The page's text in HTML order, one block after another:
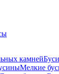
камней
Мелкие